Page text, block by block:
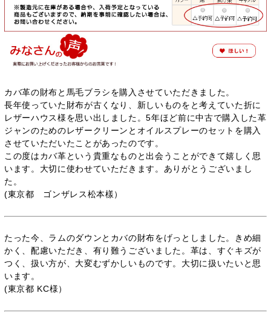
カバ革の財布と馬毛ブラシを購入させていただきました。
長年使っていた財布が古くなり、新しいものをと考えていた折に
レザーハウス様を思い出しました。5年ほど前に中古で購入した革
ジャンのためのレザークリーンとオイルスプレーのセットを購入
させていただいたことがあったのです。
この度はカバ革という貴重なものと出会うことができて嬉しく思
います。大切に使わせていただきます。ありがとうございまし
た。
(東京都 ゴンザレス松本樣）
たった今、ラムのダウンとカバの財布をげっとしました。きめ細
かく、配慮いただき、有り難うございました。革は、すぐキズが
つく、扱い方が、大変むずかしいものです。大切に扱いたいと思
います。
(東京都 KC様）